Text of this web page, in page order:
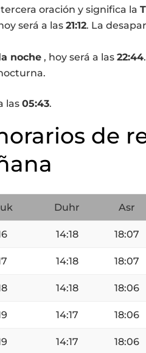
tercera oración y significa la
será a las21:12. La
noche , hoy será a las22:44
las05:43.
de
Duhr Asr
14:18 18:07
14:18 18:07
14:18 18:06
14:17 18:06
14:17 18:06